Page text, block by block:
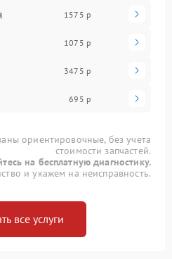
1575 р
1075 р
3475 р
695 р
ориентировочные, без учета
стоимости запчастей.
на бесплатную диагностику.
и укажем на неисправность.
все услуги